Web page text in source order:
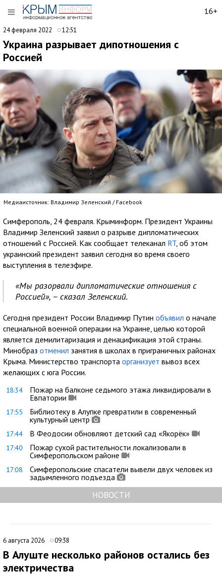
16+
24 февраля 2022 12:51
Украина разрывает дипотношения с
Россией
Медиаисточник: Владимир Зеленский / Facebook
Симферополь, 24 февраля. Крыминформ. Президент Украины
Владимир Зеленский заявил о разрыве дипломатических
отношений с Россией. Как сообщает телеканал RT, об этом
украинский президент заявил сегодня во время своего
выступления в телеэфире.
«Мы разорвали дипломатические отношения с
Россией», – сказал Зеленский.
Сегодня президент России Владимир Путин объявил о начале
специальной военной операции на Украине, целью которой
является демилитаризация и денацификация этой страны.
Минобраз отменил занятия в школах в приграничных районах
Крыма. Министерство транспорта организует вывоз всех
желающих с юга России.
18:34
Пожар на балконе седьмого этажа ликвидировали в
Евпатории
17:55
Библиотеку в Алупке превратили в современный
культурный центр
17:44 В Феодосии обновляют детский сад «Якорёк»
17:40
Пожар сухой растительности локализовали в
Симферопольском районе
17:08
Симферопольские спасатели вывели двух человек из
задымленного подъезда
НОВОСТИ
6 августа 2026 09:38
В Алуште несколько районов остались без
электричества